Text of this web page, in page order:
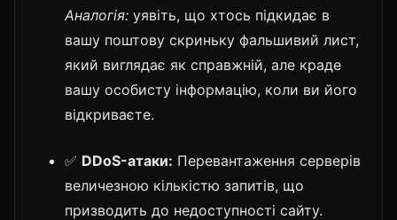
Аналогія: уявіть, що хтось підкидає в
вашу поштову скриньку фальшивий лист,
який виглядає як справжній, але краде
вашу особисту інформацію, коли ви його
відкриваєте.
✅ DDoS-атаки: Перевантаження серверів
величезною кількістю запитів, що
призводить до недоступності сайту.